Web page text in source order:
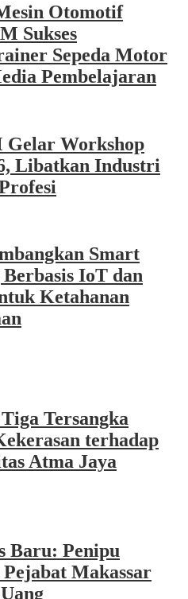
Otomotif
Sukses
Sepeda Motor
Pembelajaran
Gelar Workshop
Libatkan Industri
Smart
IoT dan
Ketahanan
Tersangka
terhadap
Atma Jaya
Baru: Penipu
Makassar